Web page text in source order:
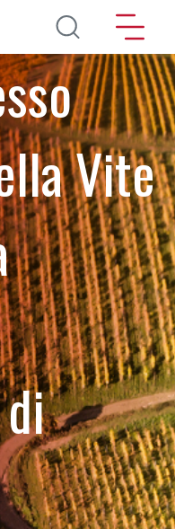
al contenuto principale
Vite